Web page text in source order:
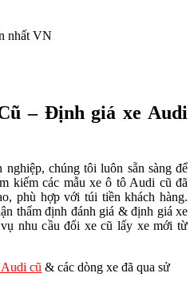
nhất VN
– Định giá xe Audi
chúng tôi luôn sẵn sàng để
kiếm các mẫu xe ô tô Audi cũ đã
phù hợp với túi tiền khách hàng.
thẩm định đánh giá & định giá xe
nhu cầu đổi xe cũ lấy xe mới từ
cũ & các dòng xe đã qua sử